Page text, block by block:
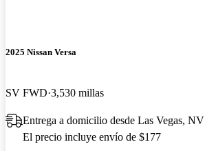
2025 Nissan Versa
SV FWD 3,530 millas
Entrega a domicilio desde Las Vegas, NV
El precio incluye envío de $177